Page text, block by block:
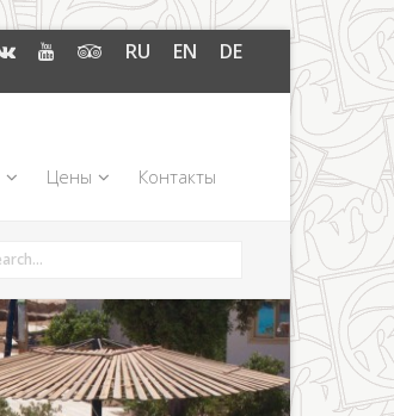
RU EN DE
Цены Контакты